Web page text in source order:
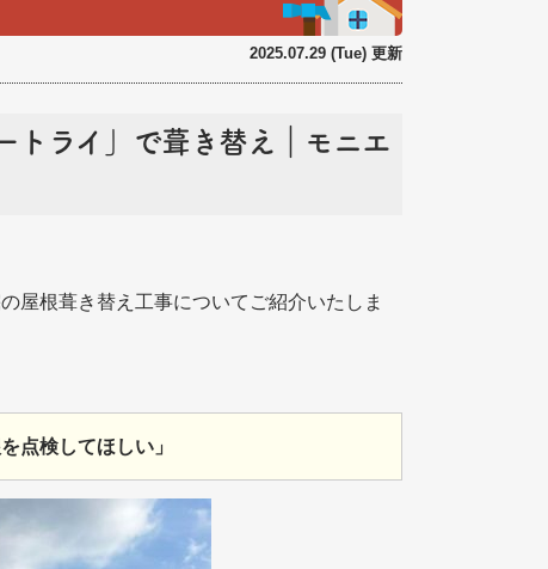
2025.07.29 (Tue) 更新
トライ」で葺き替え｜モニエ
屋根葺き替え工事についてご紹介いたしま
点検してほしい」